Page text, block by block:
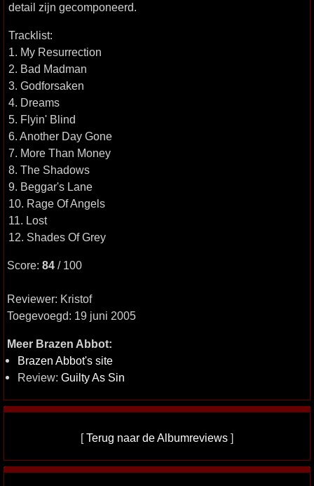
detail zijn gecomponeerd.
Tracklist:
1. My Resurrection
2. Bad Madman
3. Godforsaken
4. Dreams
5. Flyin' Blind
6. Another Day Gone
7. More Than Money
8. The Shadows
9. Beggar's Lane
10. Rage Of Angels
11. Lost
12. Shades Of Grey
Score: 84 / 100
Reviewer: Kristof
Toegevoegd: 19 juni 2005
Meer Brazen Abbot:
Brazen Abbot's site
Review: Guilty As Sin
[Terug naar de Albumreviews ]